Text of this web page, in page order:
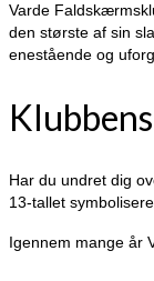
Varde
den største af sin
enestående og
Har du undret dig
13-tallet
Igennem mange år